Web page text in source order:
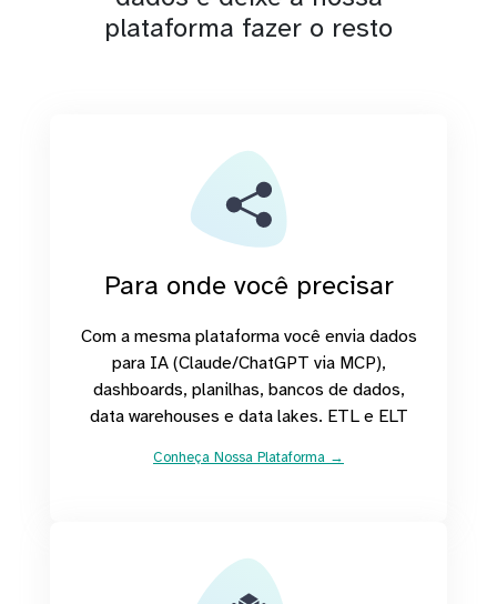
plataforma fazer o resto
Para onde você precisar
Com a mesma plataforma você envia dados
para IA (Claude/ChatGPT via MCP),
dashboards, planilhas, bancos de dados,
data warehouses e data lakes. ETL e ELT
Conheça Nossa Plataforma →